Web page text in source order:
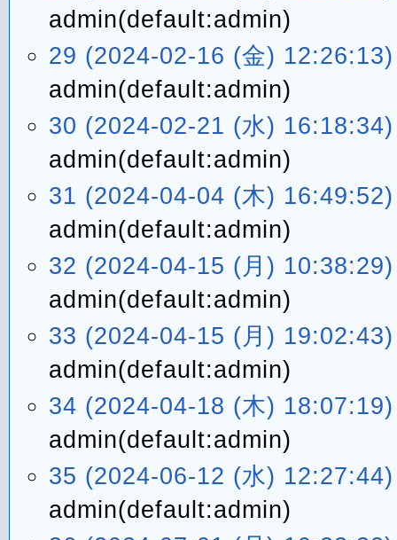
admin(default:admin)
29 (2024-02-16 (金) 12:26:13)
admin(default:admin)
30 (2024-02-21 (水) 16:18:34)
admin(default:admin)
31 (2024-04-04 (木) 16:49:52)
admin(default:admin)
32 (2024-04-15 (月) 10:38:29)
admin(default:admin)
33 (2024-04-15 (月) 19:02:43)
admin(default:admin)
34 (2024-04-18 (木) 18:07:19)
admin(default:admin)
35 (2024-06-12 (水) 12:27:44)
admin(default:admin)